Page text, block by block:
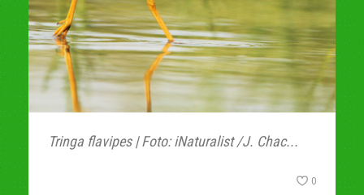
Tringa flavipes | Foto: iNaturalist /J. Chac...
0